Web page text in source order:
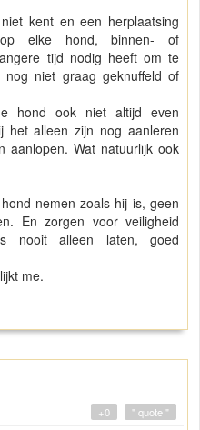
kent en een herplaatsing
elke hond, binnen- of
tijd nodig heeft om te
niet graag geknuffeld of
hond ook niet altijd even
het alleen zijn nog aanleren
aanlopen. Wat natuurlijk ook
nemen zoals hij is, geen
En zorgen voor veiligheid
nooit alleen laten, goed
me.
" quote "
+0